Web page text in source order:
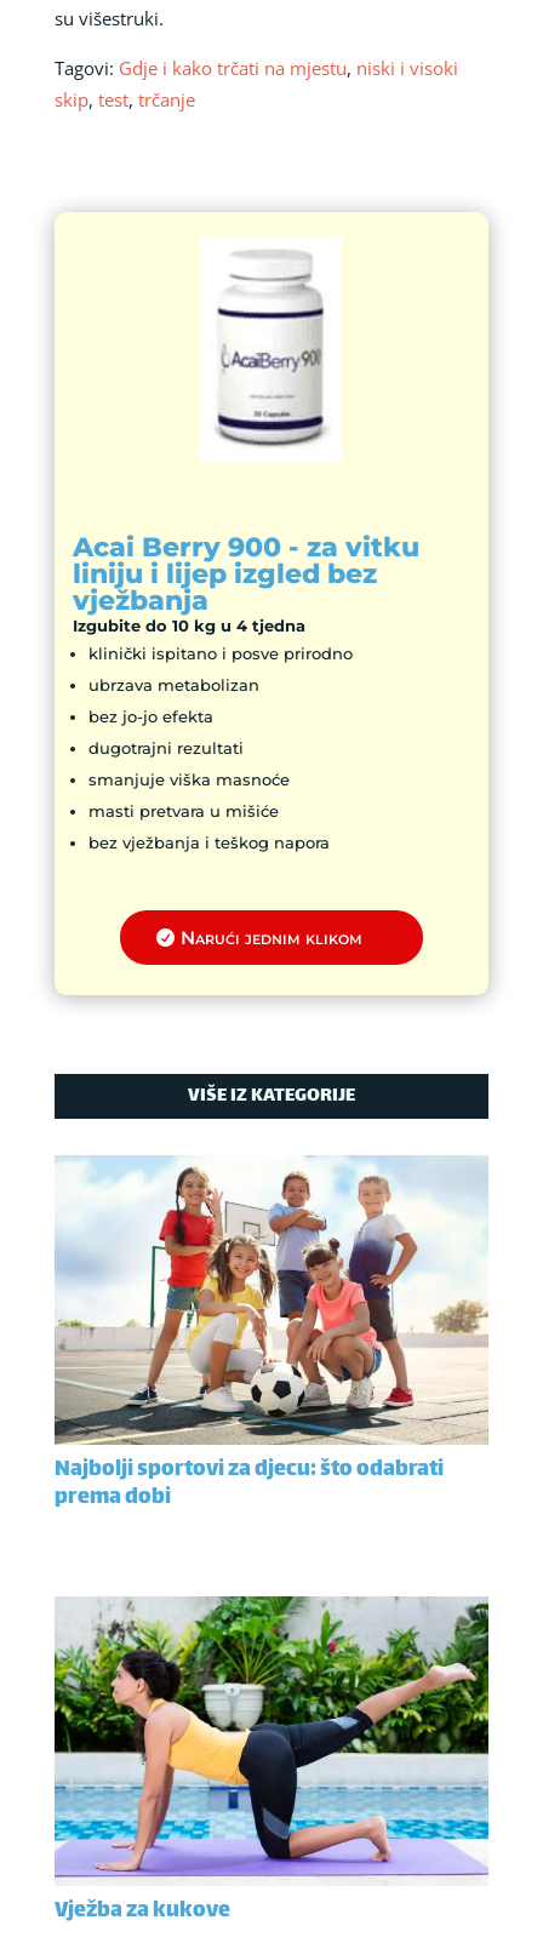
su višestruki.
Tagovi: Gdje i kako trčati na mjestu, niski i visoki
skip, test, trčanje
Acai Berry 900 - za vitku
liniju i lijep izgled bez
vježbanja
Izgubite do 10 kg u 4 tjedna
klinički ispitano i posve prirodno
ubrzava metabolizan
bez jo-jo efekta
dugotrajni rezultati
smanjuje viška masnoće
masti pretvara u mišiće
bez vježbanja i teškog napora
Narući jednim klikom
VIŠE IZ KATEGORIJE
Najbolji sportovi za djecu: što odabrati
prema dobi
Vježba za kukove